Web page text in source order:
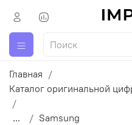
Главная
Каталог оригинальной
... Samsung